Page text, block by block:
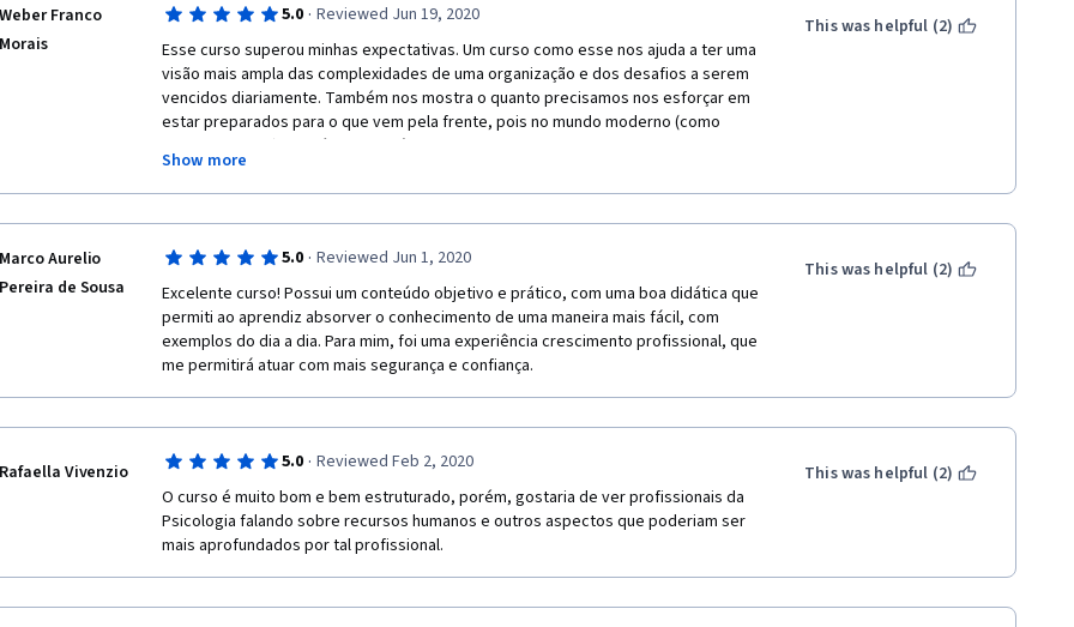
Weber Franco
Morais
5.0 · Reviewed Jun 19, 2020
Esse curso superou minhas expectativas. Um curso como esse nos ajuda a ter uma
visão mais ampla das complexidades de uma organização e dos desafios a serem
vencidos diariamente. Também nos mostra o quanto precisamos nos esforçar em
estar preparados para o que vem pela frente, pois no mundo moderno (como
citado no curso) tudo é muito volátil.
Parabéns e obrigado aos envolvidos!!!
Show more
This was helpful (2)
Marco Aurelio
Pereira de Sousa
5.0 · Reviewed Jun 1, 2020
Excelente curso! Possui um conteúdo objetivo e prático, com uma boa didática que
permiti ao aprendiz absorver o conhecimento de uma maneira mais fácil, com
exemplos do dia a dia. Para mim, foi uma experiência crescimento profissional, que
me permitirá atuar com mais segurança e confiança.
This was helpful (2)
Rafaella Vivenzio 5.0 · Reviewed Feb 2, 2020
O curso é muito bom e bem estruturado, porém, gostaria de ver profissionais da
Psicologia falando sobre recursos humanos e outros aspectos que poderiam ser
mais aprofundados por tal profissional.
This was helpful (2)